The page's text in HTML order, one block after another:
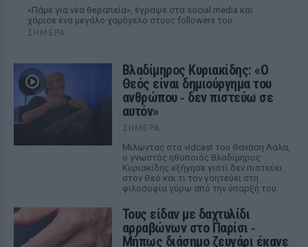
«Πάμε για νέα θεραπεία», έγραψε στα social media και
χάρισε ένα μεγάλο χαμόγελο στους followers του
ΣΉΜΕΡΑ
Βλαδίμηρος Κυριακίδης: «Ο
Θεός είναι δημιούργημα του
ανθρώπου ‑ δεν πιστεύω σε
αυτόν»
ΣΉΜΕΡΑ
Μιλώντας στο vidcast του Θανάση Λάλα,
ο γνωστός ηθοποιός Βλαδίμηρος
Κυριακίδης εξήγησε γιατί δεν πιστεύει
στον Θεό και τι τον γοητεύει στη
φιλοσοφία γύρω από την ύπαρξή του.
Τους είδαν με δαχτυλίδι
αρραβώνων στο Παρίσι ‑
Μήπως διάσημο ζευγάρι έκανε